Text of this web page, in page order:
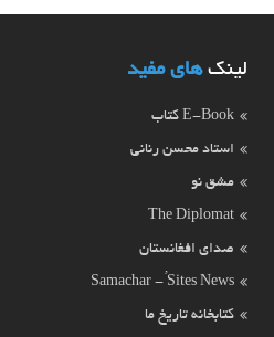
لینک های مفید
E-Book کتاب
استاد محسن رنانی
مشق نو
The Diplomat
صدای افغانستان
Samachar - ُSites News
کتابخانه تاریخ ما